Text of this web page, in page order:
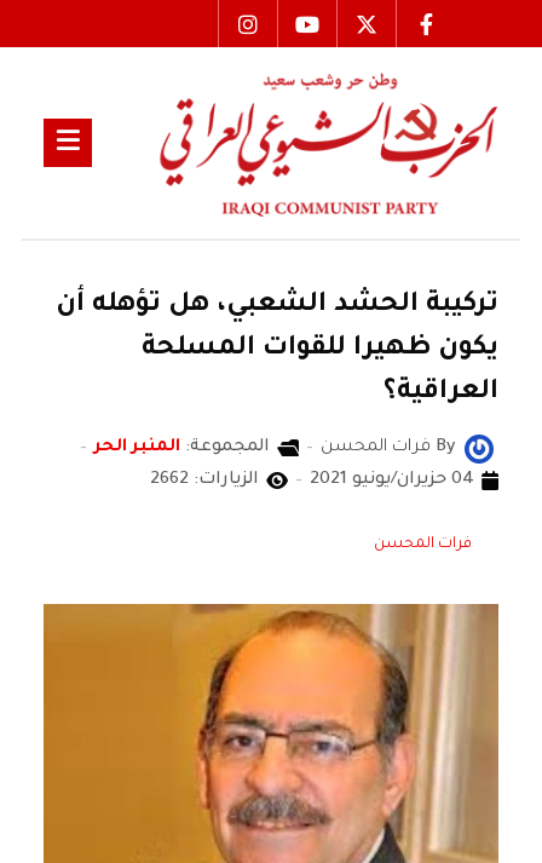
تركيبة الحشد الشعبي، هل تؤهله أن
يكون ظهيرا للقوات المسلحة
العراقية؟
By فرات المحسن المجموعة: المنبر الحر
04 حزيران/يونيو 2021
الزيارات: 2662
فرات المحسن